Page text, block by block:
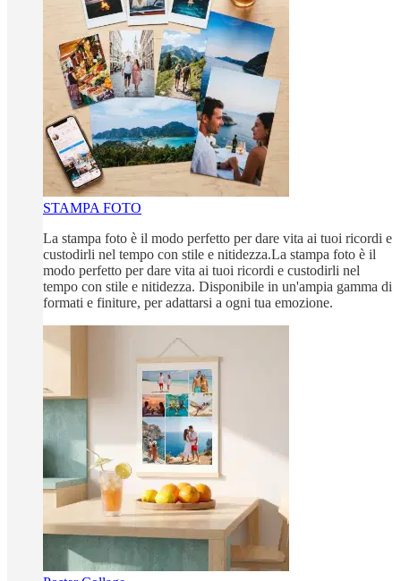
STAMPA FOTO
La stampa foto è il modo perfetto per dare vita ai tuoi ricordi e
custodirli nel tempo con stile e nitidezza.La stampa foto è il
modo perfetto per dare vita ai tuoi ricordi e custodirli nel
tempo con stile e nitidezza. Disponibile in un'ampia gamma di
formati e finiture, per adattarsi a ogni tua emozione.